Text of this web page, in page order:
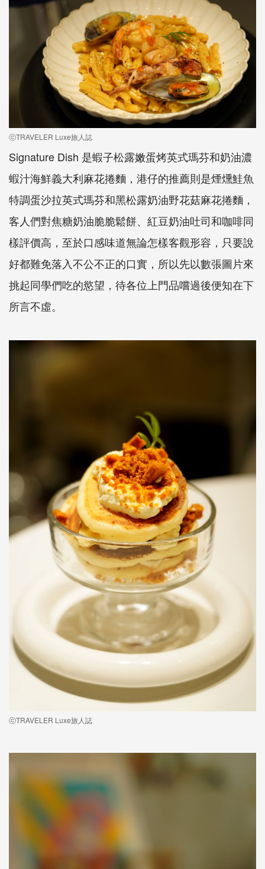
ⓒTRAVELER Luxe旅人誌
Signature Dish 是蝦子松露嫩蛋烤英式瑪芬和奶油濃
蝦汁海鮮義大利麻花捲麵，港仔的推薦則是煙燻鮭魚
特調蛋沙拉英式瑪芬和黑松露奶油野花菇麻花捲麵，
客人們對焦糖奶油脆脆鬆餅、紅豆奶油吐司和咖啡同
樣評價高，至於口感味道無論怎樣客觀形容，只要說
好都難免落入不公不正的口實，所以先以數張圖片來
挑起同學們吃的慾望，待各位上門品嚐過後便知在下
所言不虛。
ⓒTRAVELER Luxe旅人誌